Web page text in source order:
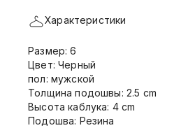
Характеристики
Размер: 6
Цвет: Черный
пол: мужской
Толщина подошвы: 2.5 cm
Высота каблука: 4 cm
Подошва: Резина